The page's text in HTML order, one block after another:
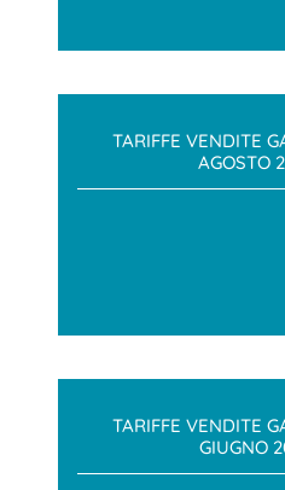
TARIFFE VENDITE
AGOSTO
TARIFFE VENDITE
GIUGNO